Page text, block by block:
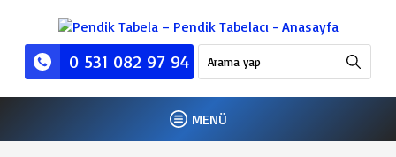
0 531 082 97 94
MENÜ